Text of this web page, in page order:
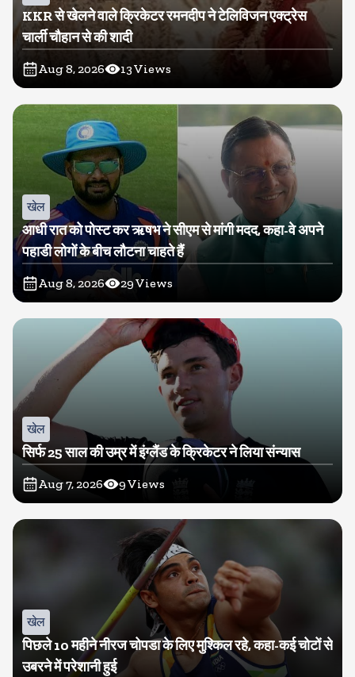
KKR से खेलने वाले क्रिकेटर रमनदीप ने टेलिविजन एक्ट्रेस
चार्ली चौहान से की शादी
Aug 8, 2026 13Views
खेल
आधी रात को पोस्ट कर ऋषभ ने सीएम से मांगी मदद, कहा-वे अपने
पहाडी लोगों के बीच लौटना चाहते हैं
Aug 8, 2026 29Views
खेल
सिर्फ 25 साल की उम्र में इंग्लैंड के क्रिकेटर ने लिया संन्यास
Aug 7, 2026 9Views
खेल
पिछले 10 महीने नीरज चोपडा के लिए मुश्किल रहे, कहा-कई चोटों से
उबरने में परेशानी हुई